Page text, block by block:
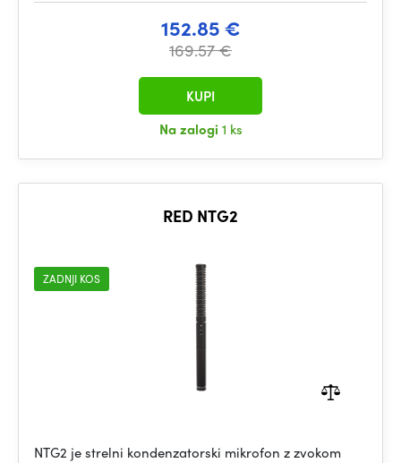
152.85 €
169.57 €
Na zalogi 1 ks
KUPI
RED NTG2
ZADNJI KOS
NTG2 je strelni kondenzatorski mikrofon z zvokom